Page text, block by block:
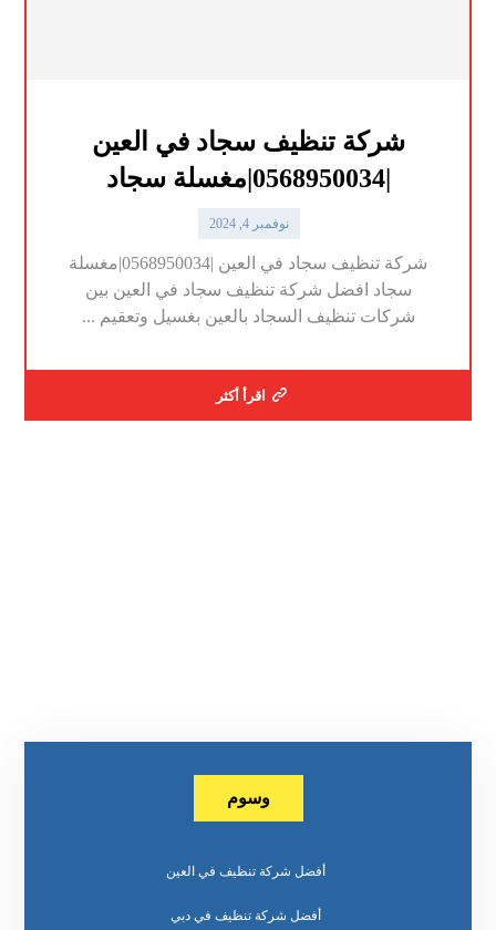
شركة تنظيف سجاد في العين
|0568950034|مغسلة سجاد
نوفمبر 4, 2024
شركة تنظيف سجاد في العين |0568950034|مغسلة
سجاد افضل شركة تنظيف سجاد في العين بين
شركات تنظيف السجاد بالعين بغسيل وتعقيم ...
اقرأ أكثر
وسوم
أفضل شركة تنظيف في العين
أفضل شركة تنظيف في دبي